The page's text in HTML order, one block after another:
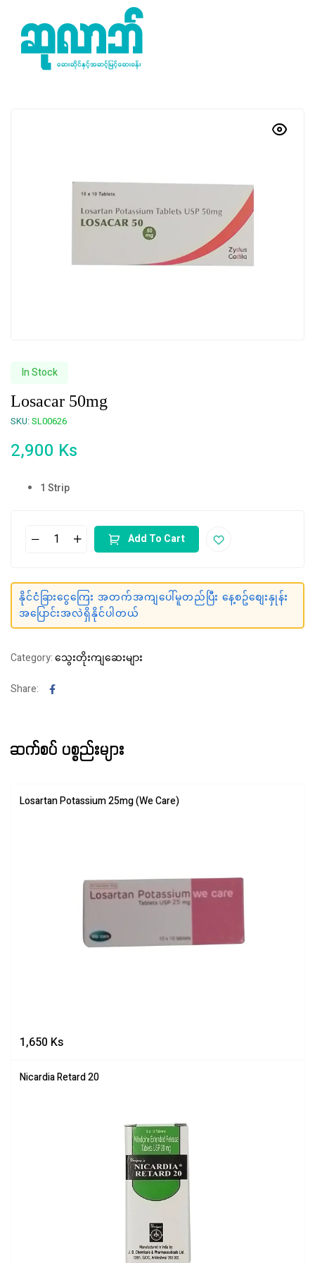
In Stock
Losacar 50mg
SKU:SL00626
2,900 Ks
1 Strip
Add To Cart
နိုင်ငံခြားငွေကြေး အတက်အကျပေါ်မူတည်ပြီး နေ့စဥ်စျေးနှုန်း
အပြောင်းအလဲရှိနိုင်ပါတယ်
Category:သွေးတိုးကျဆေးများ
Share: Facebook
ဆက်စပ် ပစ္စည်းများ
Losartan Potassium 25mg (We Care)
1,650 Ks
Nicardia Retard 20